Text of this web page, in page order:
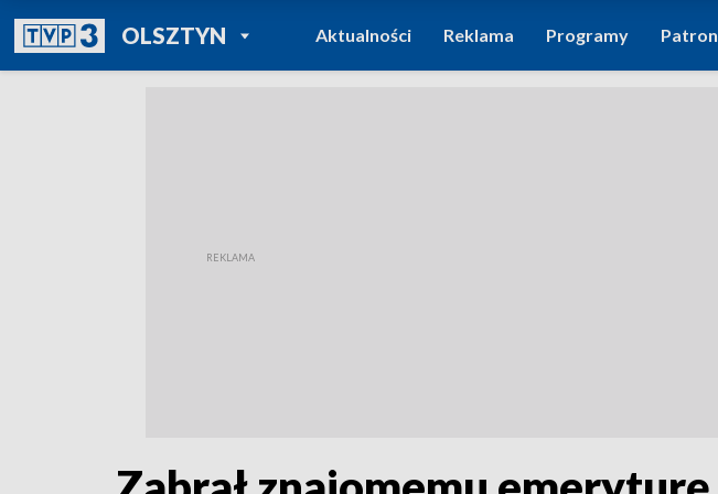
OLSZTYNPOWRÓT DO
TVP REGIONY
Aktualności Reklama Programy